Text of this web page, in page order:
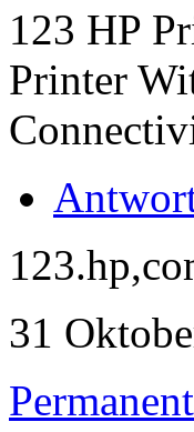
123 HP
Printer
31